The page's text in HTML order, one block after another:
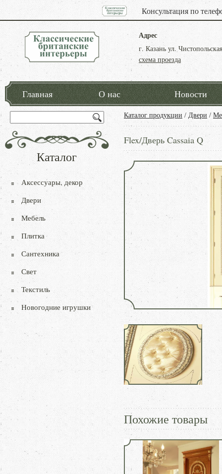
Консультация по
Адрес
г. Казань ул.
схема проезда
Главная О нас Новости
Каталог продукции / Двери /
Flex/Дверь Cassaia Q
Похожие товары
Каталог
Аксессуары, декор
Двери
Мебель
Плитка
Сантехника
Свет
Текстиль
Новогодние игрушки